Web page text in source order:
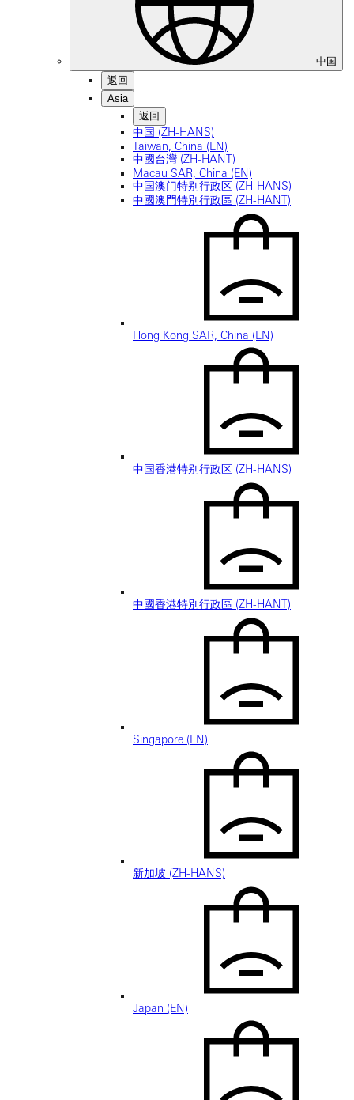
中国
返回
Asia
返回
中国 (ZH-HANS)
Taiwan, China (EN)
中國台灣 (ZH-HANT)
Macau SAR, China (EN)
中国澳门特别行政区 (ZH-HANS)
中國澳門特別行政區 (ZH-HANT)
Hong Kong SAR, China (EN)
中国香港特别行政区 (ZH-HANS)
中國香港特別行政區 (ZH-HANT)
Singapore (EN)
新加坡 (ZH-HANS)
Japan (EN)